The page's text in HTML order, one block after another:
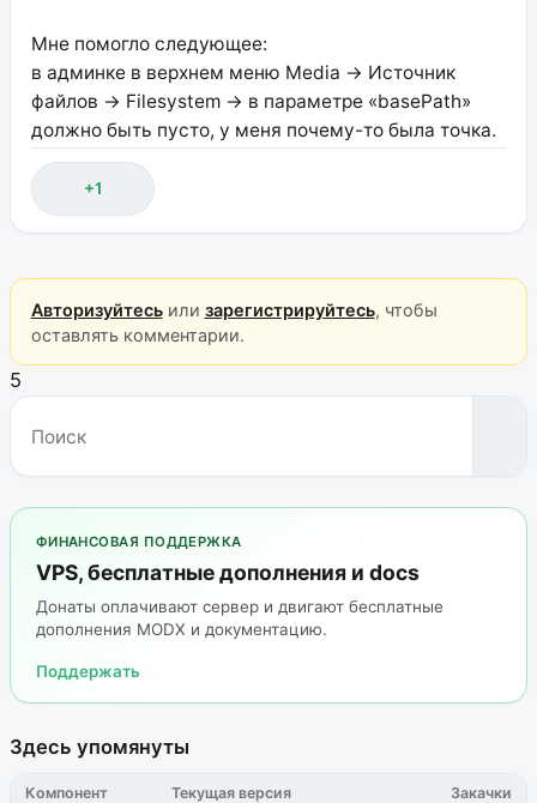
Мне помогло следующее:
в админке в верхнем меню Media -> Источник
файлов -> Filesystem -> в параметре «basePath»
должно быть пусто, у меня почему-то была точка.
+1
Авторизуйтесьили зарегистрируйтесь, чтобы
оставлять комментарии.
5
ФИНАНСОВАЯ ПОДДЕРЖКА
VPS, бесплатные дополнения и docs
Донаты оплачивают сервер и двигают бесплатные
дополнения MODX и документацию.
Поддержать
Здесь упомянуты
Компонент Текущая версия Закачки